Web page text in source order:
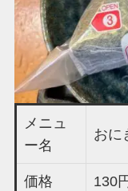
メニュ
ー名
おに
価格 130